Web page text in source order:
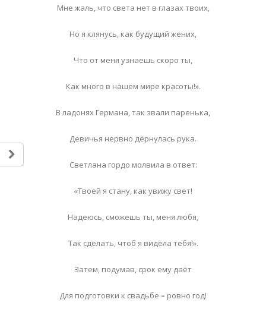
Мне жаль, что света нет в глазах твоих,
Но я клянусь, как будущий жених,
Что от меня узнаешь скоро ты,
Как много в нашем мире красоты!».
В ладонях Германа, так звали паренька,
Девичья нервно дёрнулась рука.
Светлана гордо молвила в ответ:
«Твоей я стану, как увижу свет!
Надеюсь, сможешь ты, меня любя,
Так сделать, чтоб я видела тебя!».
Затем, подумав, срок ему даёт
Для подготовки к свадьбе – ровно год!